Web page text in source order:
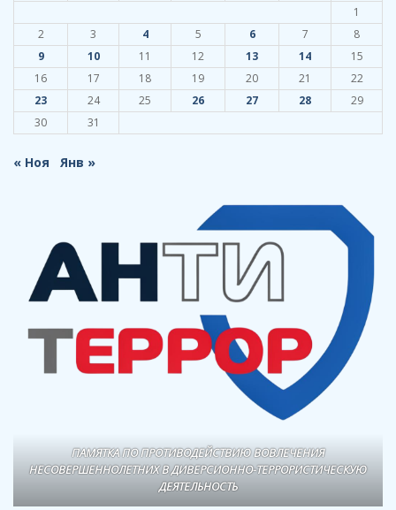
1
2
3 4 5 6 7
8
9
10 11 12 13 14
15
16
17 18 19 20 21
22
23
24 25 26 27 28
29
30
31
« Ноя Янв »
ПАМЯТКА ПО ПРОТИВОДЕЙСТВИЮ ВОВЛЕЧЕНИЯ
НЕСОВЕРШЕННОЛЕТНИХ В ДИВЕРСИОННО-ТЕРРОРИСТИЧЕСКУЮ
ДЕЯТЕЛЬНОСТЬ